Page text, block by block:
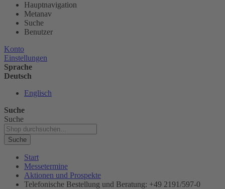
Hauptnavigation
Metanav
Suche
Benutzer
Konto
Einstellungen
Sprache
Deutsch
Englisch
Suche
Suche
Suche
Start
Messetermine
Aktionen und Prospekte
Telefonische Bestellung und Beratung: +49 2191/597-0